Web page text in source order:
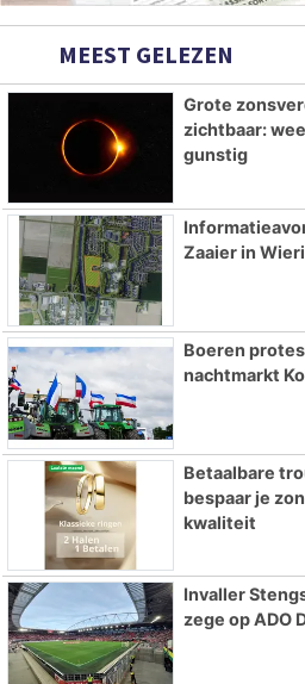
MEEST GELEZEN
Grote
zichtbaar:
gunstig
Zaaier in
Boeren
nachtmarkt
Betaalbare
bespaar je
kwaliteit
Invaller
zege op ADO